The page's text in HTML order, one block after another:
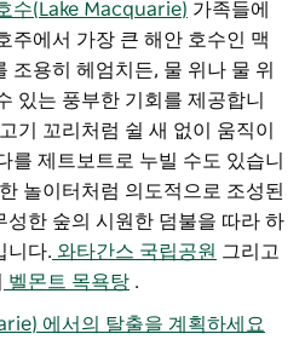
수(Lake Macquarie) 가족들에
주에서 가장 큰 해안 호수인 맥
조용히 헤엄치든, 물 위나 물 위
있는 풍부한 기회를 제공합니
기 꼬리처럼 쉴 새 없이 움직이
를 제트보트로 누빌 수도 있습니
놀이터처럼 의도적으로 조성된
성한 숲의 시원한 덤불을 따라 하
니다. 와타간스 국립공원 그리고
벨몬트 목욕탕 .
에서의 탈출을 계획하세요